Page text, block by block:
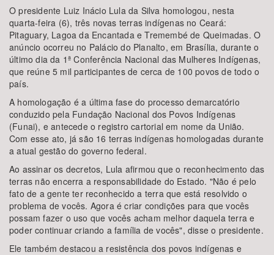
BUSCAR
O presidente Luiz Inácio Lula da Silva homologou, nesta
quarta-feira (6), três novas terras indígenas no Ceará:
Pitaguary, Lagoa da Encantada e Tremembé de Queimadas. O
anúncio ocorreu no Palácio do Planalto, em Brasília, durante o
último dia da 1ª Conferência Nacional das Mulheres Indígenas,
que reúne 5 mil participantes de cerca de 100 povos de todo o
país.
A homologação é a última fase do processo demarcatório
conduzido pela Fundação Nacional dos Povos Indígenas
(Funai), e antecede o registro cartorial em nome da União.
Com esse ato, já são 16 terras indígenas homologadas durante
a atual gestão do governo federal.
Ao assinar os decretos, Lula afirmou que o reconhecimento das
terras não encerra a responsabilidade do Estado. "Não é pelo
fato de a gente ter reconhecido a terra que está resolvido o
problema de vocês. Agora é criar condições para que vocês
possam fazer o uso que vocês acham melhor daquela terra e
poder continuar criando a família de vocês", disse o presidente.
Ele também destacou a resistência dos povos indígenas e